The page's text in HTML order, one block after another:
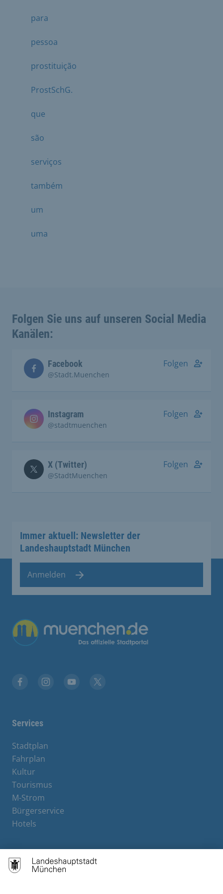
para
pessoa
prostituição
ProstSchG.
que
são
serviços
também
um
uma
Folgen Sie uns auf unseren Social Media
Kanälen:
Facebook
@Stadt.Muenchen
Folgen
Instagram
@stadtmuenchen
Folgen
X (Twitter)
@StadtMuenchen
Folgen
Immer aktuell: Newsletter der
Landeshauptstadt München
Anmelden
Übergreifende Links
Services
Stadtplan
Fahrplan
Kultur
Tourismus
M-Strom
Bürgerservice
Hotels
Contact